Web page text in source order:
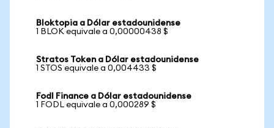
Bloktopia a Dólar estadounidense
1 BLOK equivale a 0,00000438 $
Stratos Token a Dólar estadounidense
1 STOS equivale a 0,004433 $
Fodl Finance a Dólar estadounidense
1 FODL equivale a 0,000289 $